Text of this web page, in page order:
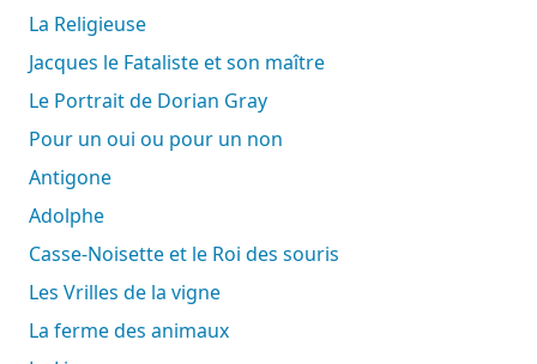
La Religieuse
Jacques le Fataliste et son maître
Le Portrait de Dorian Gray
Pour un oui ou pour un non
Antigone
Adolphe
Casse-Noisette et le Roi des souris
Les Vrilles de la vigne
La ferme des animaux